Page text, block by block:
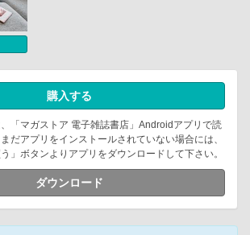
購入する
「マガストア 電子雑誌書店」Androidアプリで読
だアプリをインストールされていない場合には、
」ボタンよりアプリをダウンロードして下さい。
ダウンロード